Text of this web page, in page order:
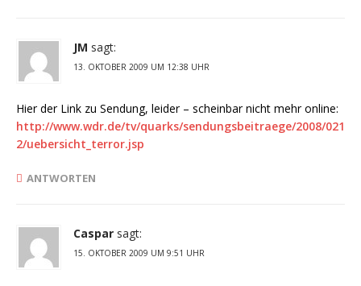
JM sagt:
13. OKTOBER 2009 UM 12:38 UHR
Hier der Link zu Sendung, leider – scheinbar nicht mehr online:
http://www.wdr.de/tv/quarks/sendungsbeitraege/2008/021
2/uebersicht_terror.jsp
ANTWORTEN
Caspar sagt:
15. OKTOBER 2009 UM 9:51 UHR